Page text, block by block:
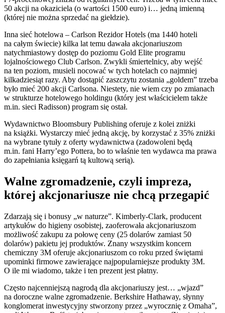
50 akcji na okaziciela (o wartości 1500 euro) i… jedną imienną
(której nie można sprzedać na giełdzie).
Inna sieć hotelowa – Carlson Rezidor Hotels (ma 1440 hoteli
na całym świecie) kilka lat temu dawała akcjonariuszom
natychmiastowy dostęp do poziomu Gold Elite programu
lojalnościowego Club Carlson. Zwykli śmiertelnicy, aby wejść
na ten poziom, musieli nocować w tych hotelach co najmniej
kilkadziesiąt razy. Aby dostąpić zaszczytu zostania „goldem” trzeba
było mieć 200 akcji Carlsona. Niestety, nie wiem czy po zmianach
w strukturze hotelowego holdingu (który jest właścicielem także
m.in. sieci Radisson) program się ostał.
Wydawnictwo Bloomsbury Publishing oferuje z kolei zniżki
na książki. Wystarczy mieć jedną akcję, by korzystać z 35% zniżki
na wybrane tytuły z oferty wydawnictwa (zadowoleni będą
m.in. fani Harry’ego Pottera, bo to właśnie ten wydawca ma prawa
do zapełniania księgarń tą kultową serią).
Walne zgromadzenie, czyli impreza,
której akcjonariusze nie chcą przegapić
Zdarzają się i bonusy „w naturze”. Kimberly-Clark, producent
artykułów do higieny osobistej, zaoferowała akcjonariuszom
możliwość zakupu za połowę ceny (25 dolarów zamiast 50
dolarów) pakietu jej produktów. Znany wszystkim koncern
chemiczny 3M oferuje akcjonariuszom co roku przed świętami
upominki firmowe zawierające najpopularniejsze produkty 3M.
O ile mi wiadomo, także i ten prezent jest płatny.
Często najcenniejszą nagrodą dla akcjonariuszy jest… „wjazd”
na doroczne walne zgromadzenie. Berkshire Hathaway, słynny
konglomerat inwestycyjny stworzony przez „wyrocznię z Omaha”,